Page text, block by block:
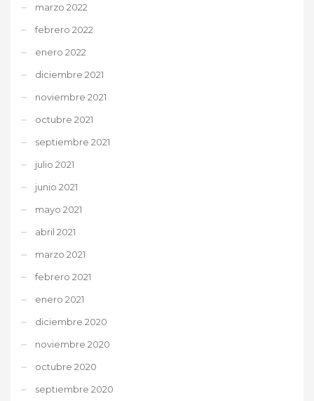
marzo 2022
febrero 2022
enero 2022
diciembre 2021
noviembre 2021
octubre 2021
septiembre 2021
julio 2021
junio 2021
mayo 2021
abril 2021
marzo 2021
febrero 2021
enero 2021
diciembre 2020
noviembre 2020
octubre 2020
septiembre 2020